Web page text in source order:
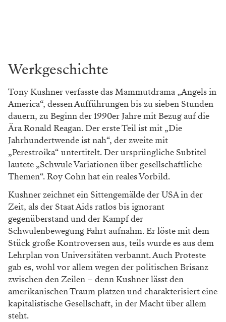
Werkgeschichte
Tony Kushner verfasste das Mammutdrama „Angels in
America“, dessen Aufführungen bis zu sieben Stunden
dauern, zu Beginn der 1990er Jahre mit Bezug auf die
Ära Ronald Reagan. Der erste Teil ist mit „Die
Jahrhundertwende ist nah“, der zweite mit
„Perestroika“ untertitelt. Der ursprüngliche Subtitel
lautete „Schwule Variationen über gesellschaftliche
Themen“. Roy Cohn hat ein reales Vorbild.
Kushner zeichnet ein Sittengemälde der USA in der
Zeit, als der Staat Aids ratlos bis ignorant
gegenüberstand und der Kampf der
Schwulenbewegung Fahrt aufnahm. Er löste mit dem
Stück große Kontroversen aus, teils wurde es aus dem
Lehrplan von Universitäten verbannt. Auch Proteste
gab es, wohl vor allem wegen der politischen Brisanz
zwischen den Zeilen – denn Kushner lässt den
amerikanischen Traum platzen und charakterisiert eine
kapitalistische Gesellschaft, in der Macht über allem
steht.